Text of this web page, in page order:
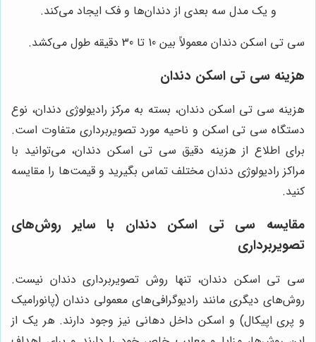
و یک مدل سه بعدی از دندان‌ها و فک ایجاد می‌کند.
سی تی اسکن دندان معمولاً بین 10 تا 30 دقیقه طول می‌کشد.
هزینه سی تی اسکن دندان
هزینه سی تی اسکن دندان، بسته به مرکز رادیولوژی دندان، نوع
دستگاه سی تی اسکن و ناحیه مورد تصویربرداری متفاوت است.
برای اطلاع از هزینه دقیق سی تی اسکن دندان، می‌توانید با
مراکز رادیولوژی دندان مختلف تماس بگیرید و قیمت‌ها را مقایسه
کنید.
مقایسه سی تی اسکن دندان با سایر روش‌های
تصویربرداری
سی تی اسکن دندان، تنها روش تصویربرداری دندان نیست.
روش‌های دیگری مانند رادیوگرافی‌های معمولی دندان (پانورامیک
و پری اپیکال) و اسکن داخل دهانی نیز وجود دارند. هر یک از